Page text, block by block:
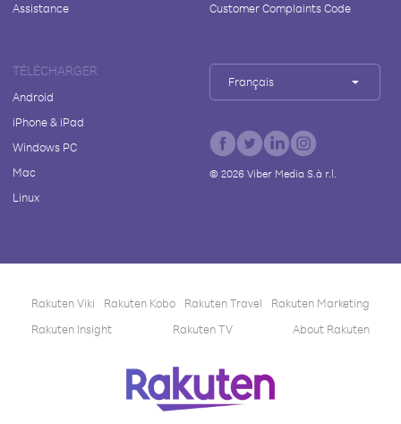
Assistance
Customer Complaints Code
TÉLÉCHARGER
Android
iPhone & iPad
Windows PC
Mac
Linux
Français
© 2026Viber Media S.à r.l.
Rakuten Viki Rakuten Kobo Rakuten Travel
Rakuten Marketing
Rakuten Insight
Rakuten TV About Rakuten